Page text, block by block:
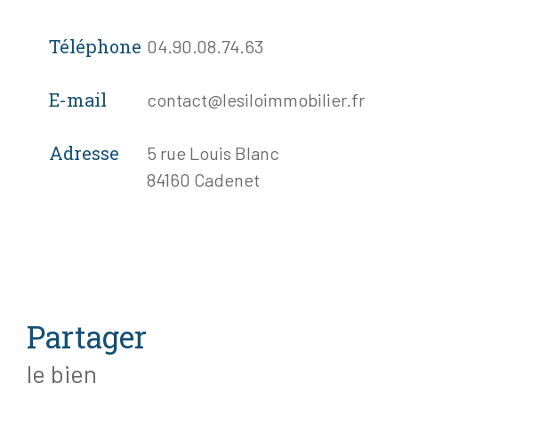
Téléphone 04.90.08.74.63
E-mail contact@lesiloimmobilier.fr
Adresse
5 rue Louis Blanc
84160 Cadenet
partager
le bien